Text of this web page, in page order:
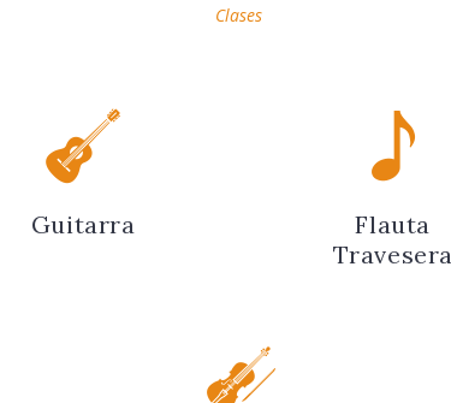
Clases
Guitarra
Flauta
Travesera